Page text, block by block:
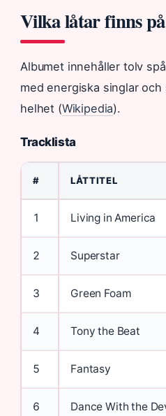
Vilka låtar finns
Albumet innehåller tolv
med energiska singlar
helhet (Wikipedia).
Tracklista
# LÅTTITEL
1 Living in America
2 Superstar
3 Green Foam
4 Tony the Beat
5 Fantasy
6 Dance With the